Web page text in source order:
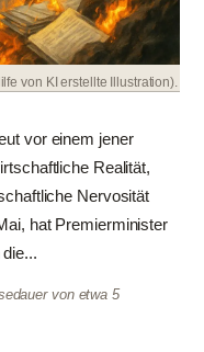
von KI erstellte Illustration).
vor einem jener
Realität,
Nervosität
hat Premierminister
von etwa 5